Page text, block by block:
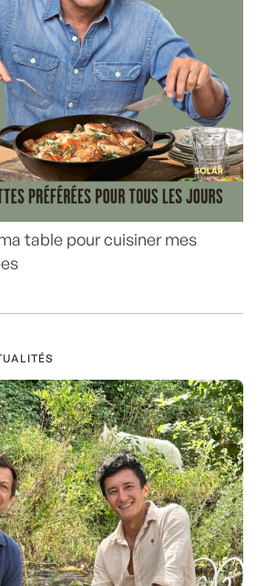
table pour cuisiner mes